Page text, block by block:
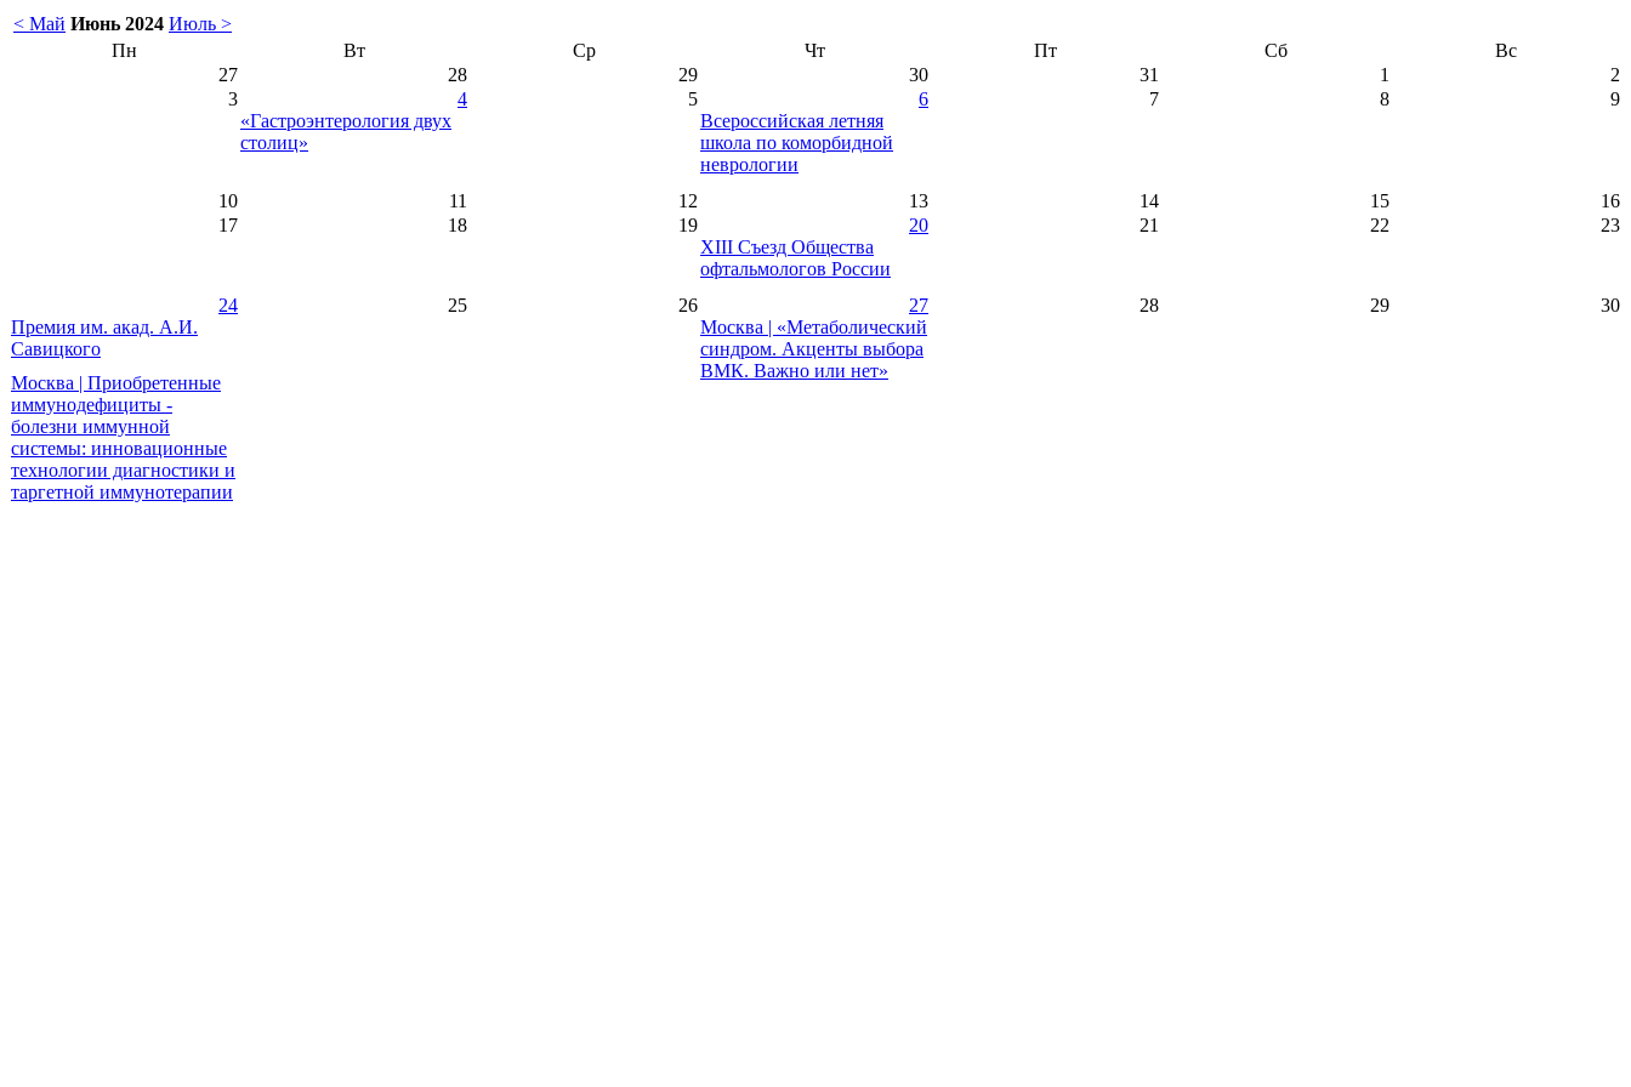
< Май Июнь 2024 Июль >
Пн
Вт Ср Чт Пт Сб
Вс
27
28 29 30 31 1
2
3
4
«Гастроэнтерология двух
столиц»
5
6
Всероссийская летняя
школа по коморбидной
неврологии
7 8 9
10 11 12 13 14 15
16
17
18 19
20
XIII Съезд Общества
офтальмологов России
21 22 23
24
Премия им. акад. А.И.
Савицкого
Москва | Приобретенные
иммунодефициты -
болезни иммунной
системы: инновационные
технологии диагностики и
таргетной иммунотерапии
25 26
27
Москва | «Метаболический
синдром. Акценты выбора
ВМК. Важно или нет»
28 29 30